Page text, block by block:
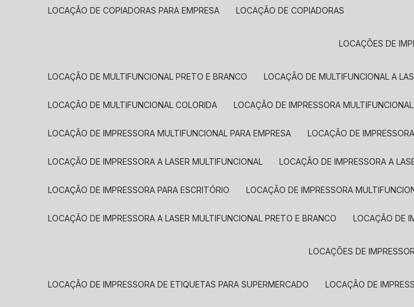
LOCAÇÃO DE COPIADORAS PARA EMPRESA LOCAÇÃO DE COPIADORAS
LOCAÇÕES DE
LOCAÇÃO DE MULTIFUNCIONAL PRETO E BRANCO LOCAÇÃO DE MULTIFUNCIONAL A
LOCAÇÃO DE MULTIFUNCIONAL COLORIDA LOCAÇÃO DE IMPRESSORA
LOCAÇÃO DE IMPRESSORA MULTIFUNCIONAL PARA EMPRESA LOCAÇÃO DE
LOCAÇÃO DE IMPRESSORA A LASER MULTIFUNCIONAL LOCAÇÃO DE IMPRESSORA A
LOCAÇÃO DE IMPRESSORA PARA ESCRITÓRIO LOCAÇÃO DE IMPRESSORA
LOCAÇÃO DE IMPRESSORA A LASER MULTIFUNCIONAL PRETO E BRANCO LOCAÇÃO DE
LOCAÇÕES DE
LOCAÇÃO DE IMPRESSORA DE ETIQUETAS PARA SUPERMERCADO LOCAÇÃO DE